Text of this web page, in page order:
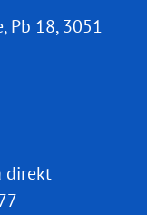
Pb 18, 3051
direkt